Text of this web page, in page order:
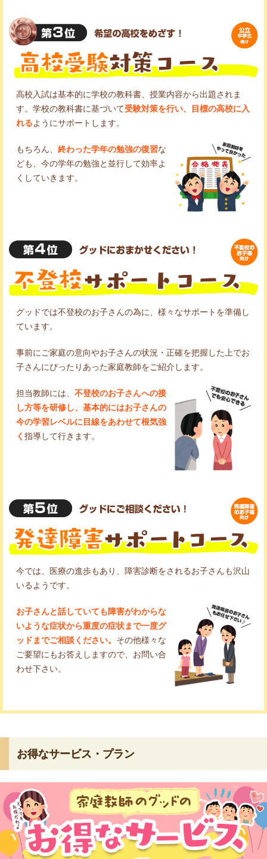
高校入試は基本的に学校の教科書、授業内容から出題されま
す。学校の教科書に基づいて受験対策を行い、目標の高校に入
れるようにサポートします。
もちろん、 終わった学年の勉強の復習な
ども、今の学年の勉強と並行して効率よ
くしていきます。
グッドでは不登校のお子さんの為に、様々なサポートを準備し
ています。
事前にご家庭の意向やお子さんの状況・正確を把握した上でお
子さんにぴったりあった家庭教師をご紹介します。
担当教師には、 不登校のお子さんへの接
し方等を研修し、基本的にはお子さんの
今の学習レベルに目線をあわせて根気強
く 指導して行きます。
今では、医療の進歩もあり、障害診断をされるお子さんも沢山
いるようです。
お子さんと話していても障害がわからな
いような症状から重度の症状まで一度グ
ッドまでご相談ください。 その他様々な
ご要望にもお答えしますので、お問い合
わせ下さい。
お得なサービス・プラン